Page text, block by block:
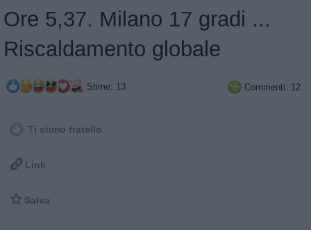
Ore 5,37. Milano 17 gradi ...
Riscaldamento globale
Stime: 13  Commenti: 12
Ti stimo fratello
 Link
 Salva